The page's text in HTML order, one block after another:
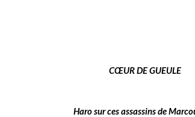
CŒUR DE GUEULE
Haro sur ces assassins de